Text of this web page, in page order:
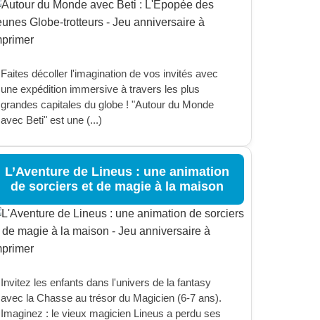
Faites décoller l'imagination de vos invités avec
une expédition immersive à travers les plus
grandes capitales du globe ! "Autour du Monde
avec Beti" est une (...)
L’Aventure de Lineus : une animation
de sorciers et de magie à la maison
Invitez les enfants dans l'univers de la fantasy
avec la Chasse au trésor du Magicien (6-7 ans).
Imaginez : le vieux magicien Lineus a perdu ses